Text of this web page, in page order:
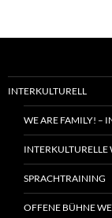
INTERKULTURELL
WE ARE FAMILY! –
INTERKULTURELLE
SPRACHTRAINING
OFFENE BÜHNE